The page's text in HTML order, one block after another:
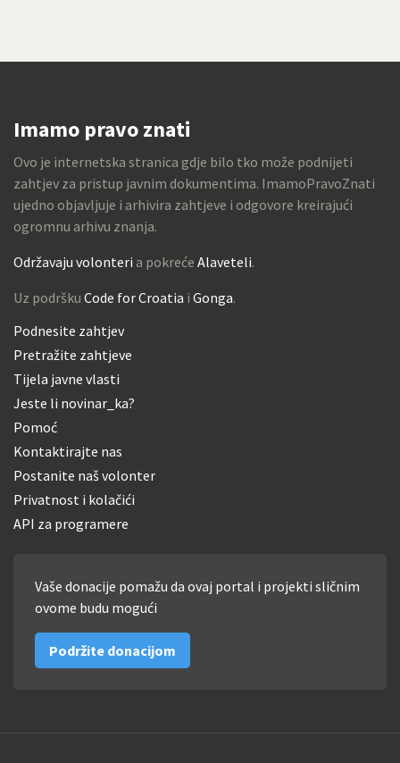
Imamo pravo znati
Ovo je internetska stranica gdje bilo tko može podnijeti
zahtjev za pristup javnim dokumentima. ImamoPravoZnati
ujedno objavljuje i arhivira zahtjeve i odgovore kreirajući
ogromnu arhivu znanja.
Održavaju volonteri a pokreće Alaveteli.
Uz podršku Code for Croatia i Gonga.
Podnesite zahtjev
Pretražite zahtjeve
Tijela javne vlasti
Jeste li novinar_ka?
Pomoć
Kontaktirajte nas
Postanite naš volonter
Privatnost i kolačići
API za programere
Vaše donacije pomažu da ovaj portal i projekti sličnim
ovome budu mogući
Podržite donacijom